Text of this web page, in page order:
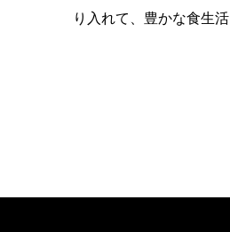
り入れて、豊かな食生